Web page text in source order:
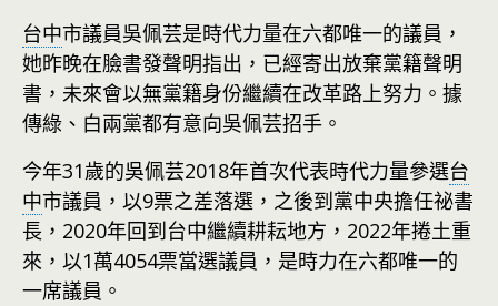
台中市議員吳佩芸是時代力量在六都唯一的議員，
她昨晚在臉書發聲明指出，已經寄出放棄黨籍聲明
書，未來會以無黨籍身份繼續在改革路上努力。據
傳綠、白兩黨都有意向吳佩芸招手。
今年31歲的吳佩芸2018年首次代表時代力量參選台
中市議員，以9票之差落選，之後到黨中央擔任祕書
長，2020年回到台中繼續耕耘地方，2022年捲土重
來，以1萬4054票當選議員，是時力在六都唯一的
一席議員。